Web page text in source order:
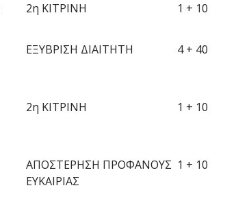
2η ΚΙΤΡΙΝΗ 1 + 10
ΕΞΥΒΡΙΣΗ ΔΙΑΙΤΗΤΗ 4 + 40
2η ΚΙΤΡΙΝΗ 1 + 10
ΑΠΟΣΤΕΡΗΣΗ ΠΡΟΦΑΝΟΥΣ
ΕΥΚΑΙΡΙΑΣ
1 + 10